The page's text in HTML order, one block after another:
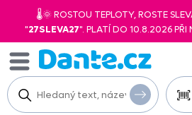
🌡️🌞 ROSTOU TEPLOTY, ROSTE
"27SLEVA27". PLATÍ DO 10.8.2026